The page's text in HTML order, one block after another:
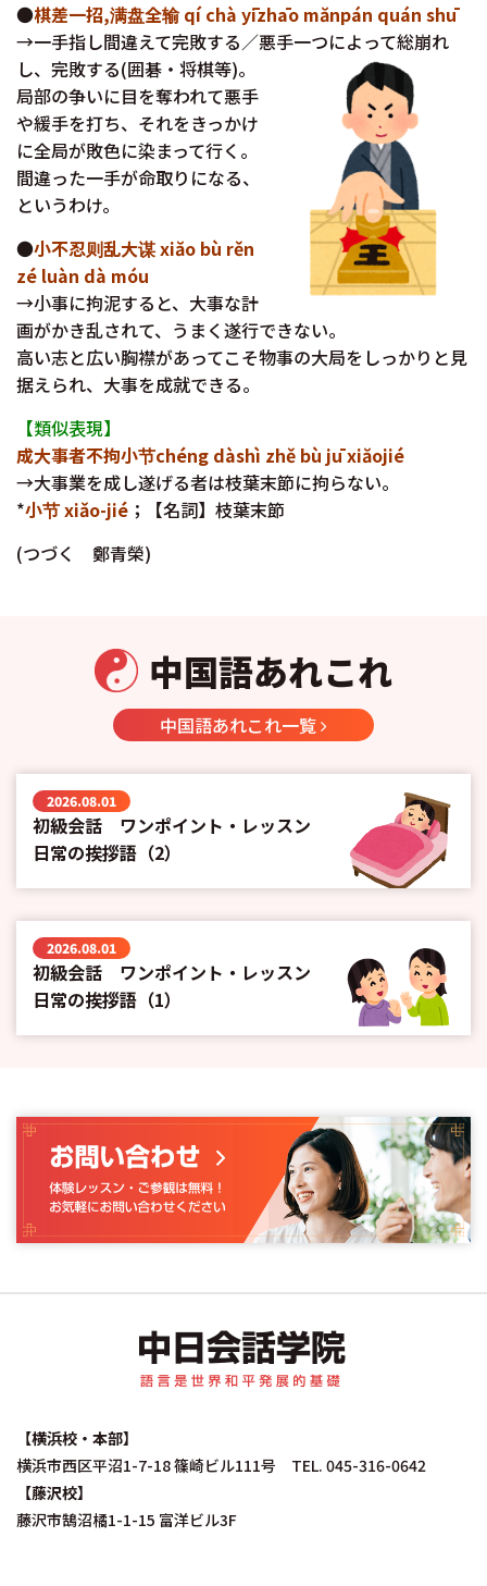
●棋差一招,满盘全输 qí chà yīzhāo mănpán quán shū
→一手指し間違えて完敗する／悪手一つによって総崩れ
し、完敗する(囲碁・将棋等)。
局部の争いに目を奪われて悪手
や緩手を打ち、それをきっかけ
に全局が敗色に染まって行く。
間違った一手が命取りになる、
というわけ。
●小不忍则乱大谋 xiăo bù rěn
zé luàn dà móu
→小事に拘泥すると、大事な計
画がかき乱されて、うまく遂行できない。
高い志と広い胸襟があってこそ物事の大局をしっかりと見
据えられ、大事を成就できる。
【類似表現】
成大事者不拘小节chéng dàshì zhě bù jū xiăojié
→大事業を成し遂げる者は枝葉末節に拘らない。
*小节 xiǎo-jié ；【名詞】枝葉末節
(つづく 鄭青榮)
中国語あれこれ
中国語あれこれ一覧
2026.08.01
初級会話 ワンポイント・レッスン
日常の挨拶語（2）
2026.08.01
初級会話 ワンポイント・レッスン
日常の挨拶語（1）
【横浜校・本部】
横浜市西区平沼1-7-18 篠崎ビル111号 TEL. 045-316-0642
【藤沢校】
藤沢市鵠沼橘1-1-15 富洋ビル3F